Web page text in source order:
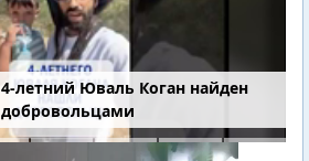
4-летний Юваль Коган найден
добровольцами